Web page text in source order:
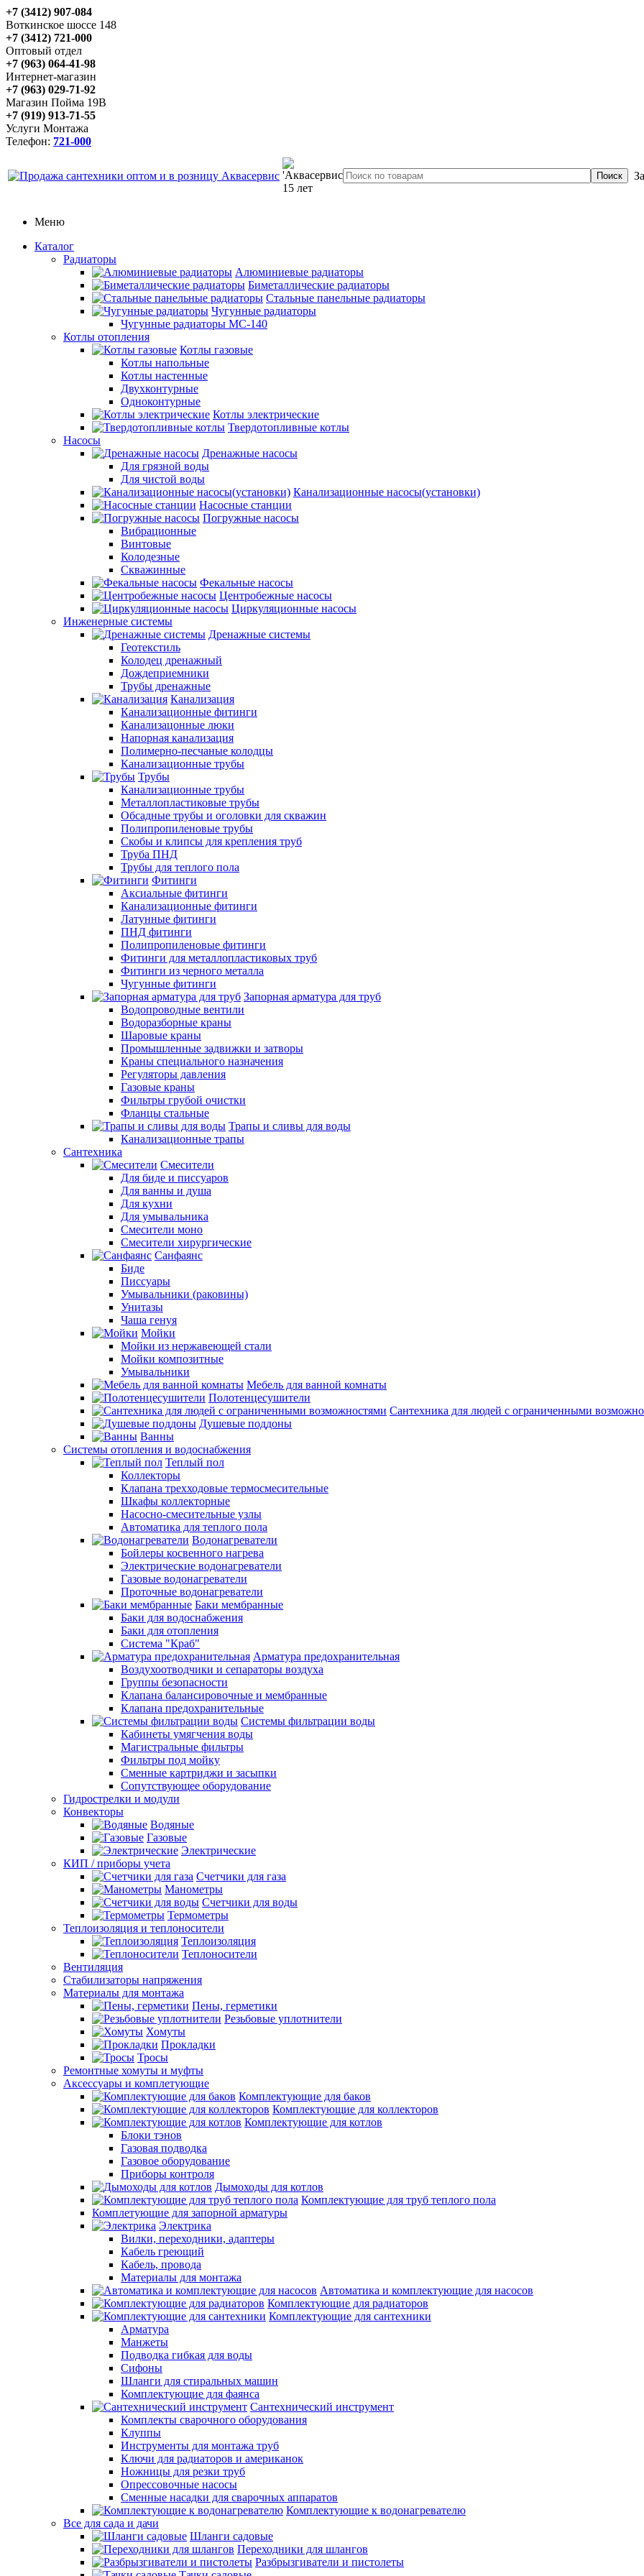
+7 (3412) 907-084
Воткинское шоссе 148
+7 (3412) 721-000
Оптовый отдел
+7 (963) 064-41-98
Интернет-магазин
+7 (963) 029-71-92
Магазин Пойма 19В
+7 (919) 913-71-55
Услуги Монтажа
Телефон: 721-000
Меню
Каталог
Радиаторы
Алюминиевые радиаторы
Биметаллические радиаторы
Стальные панельные радиаторы
Чугунные радиаторы
Чугунные радиаторы МС-140
Котлы отопления
Котлы газовые
Котлы напольные
Котлы настенные
Двухконтурные
Одноконтурные
Котлы электрические
Твердотопливные котлы
Насосы
Дренажные насосы
Для грязной воды
Для чистой воды
Канализационные насосы(установки)
Насосные станции
Погружные насосы
Вибрационные
Винтовые
Колодезные
Скважинные
Фекальные насосы
Центробежные насосы
Циркуляционные насосы
Инженерные системы
Дренажные системы
Геотекстиль
Колодец дренажный
Дождеприемники
Трубы дренажные
Канализация
Канализационные фитинги
Канализацонные люки
Напорная канализация
Полимерно-песчаные колодцы
Канализационные трубы
Трубы
Канализационные трубы
Металлопластиковые трубы
Обсадные трубы и оголовки для скважин
Полипропиленовые трубы
Скобы и клипсы для крепления труб
Труба ПНД
Трубы для теплого пола
Фитинги
Аксиальные фитинги
Канализационные фитинги
Латунные фитинги
ПНД фитинги
Полипропиленовые фитинги
Фитинги для металлопластиковых труб
Фитинги из черного металла
Чугунные фитинги
Запорная арматура для труб
Водопроводные вентили
Водоразборные краны
Шаровые краны
Промышленные задвижки и затворы
Краны специального назначения
Регуляторы давления
Газовые краны
Фильтры грубой очистки
Фланцы стальные
Трапы и сливы для воды
Канализационные трапы
Сантехника
Смесители
Для биде и писсуаров
Для ванны и душа
Для кухни
Для умывальника
Смесители моно
Смесители хирургические
Санфаянс
Биде
Писсуары
Умывальники (раковины)
Унитазы
Чаша генуя
Мойки
Мойки из нержавеющей стали
Мойки композитные
Умывальники
Мебель для ванной комнаты
Полотенцесушители
Сантехника для людей с ограниченными
Душевые поддоны
Ванны
Системы отопления и водоснабжения
Теплый пол
Коллекторы
Клапана трехходовые термосмесительные
Шкафы коллекторные
Насосно-смесительные узлы
Автоматика для теплого пола
Водонагреватели
Бойлеры косвенного нагрева
Электрические водонагреватели
Газовые водонагреватели
Проточные водонагреватели
Баки мембранные
Баки для водоснабжения
Баки для отопления
Система "Краб"
Арматура предохранительная
Воздухоотводчики и сепараторы воздуха
Группы безопасности
Клапана балансировочные и мембранные
Клапана предохранительные
Системы фильтрации воды
Кабинеты умягчения воды
Магистральные фильтры
Фильтры под мойку
Сменные картриджи и засыпки
Сопутствующее оборудование
Гидрострелки и модули
Конвекторы
Водяные
Газовые
Электрические
КИП / приборы учета
Счетчики для газа
Манометры
Счетчики для воды
Термометры
Теплоизоляция и теплоносители
Теплоизоляция
Теплоносители
Вентиляция
Стабилизаторы напряжения
Материалы для монтажа
Пены, герметики
Резьбовые уплотнители
Хомуты
Прокладки
Тросы
Ремонтные хомуты и муфты
Аксессуары и комплетующие
Комплектующие для баков
Комплектующие для коллекторов
Комплектующие для котлов
Блоки тэнов
Газовая подводка
Газовое оборудование
Приборы контроля
Дымоходы для котлов
Комплектующие для труб теплого пола
Комплетующие для запорной арматуры
Электрика
Вилки, переходники, адаптеры
Кабель греющий
Кабель, провода
Материалы для монтажа
Автоматика и комплектующие для насосов
Комплектующие для радиаторов
Комплектующие для сантехники
Арматура
Манжеты
Подводка гибкая для воды
Сифоны
Шланги для стиральных машин
Комплектующие для фаянса
Сантехнический инструмент
Комплекты сварочного оборудования
Клуппы
Инструменты для монтажа труб
Ключи для радиаторов и американок
Ножницы для резки труб
Опрессовочные насосы
Сменные насадки для сварочных аппаратов
Комплектующие к водонагревателю
Все для сада и дачи
Шланги садовые
Переходники для шлангов
Разбрызгиватели и пистолеты